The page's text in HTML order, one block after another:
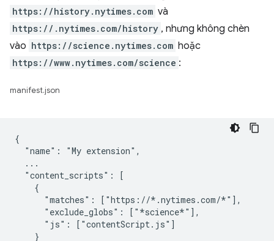
https://history.nytimes.com và
https://.nytimes.com/history , nhưng không chèn
vào https://science.nytimes.com hoặc
https://www.nytimes.com/science :
manifest.json
{
  "name": "My extension",
  ...
  "content_scripts": [
    {
      "matches": ["https://*.nytimes.com/*"],
      "exclude_globs": ["*science*"],
      "js": ["contentScript.js"]
    }